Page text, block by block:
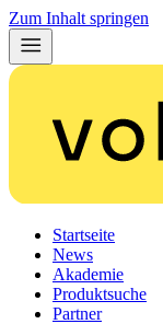
Zum Inhalt springen
Startseite
News
Akademie
Produktsuche
Partner